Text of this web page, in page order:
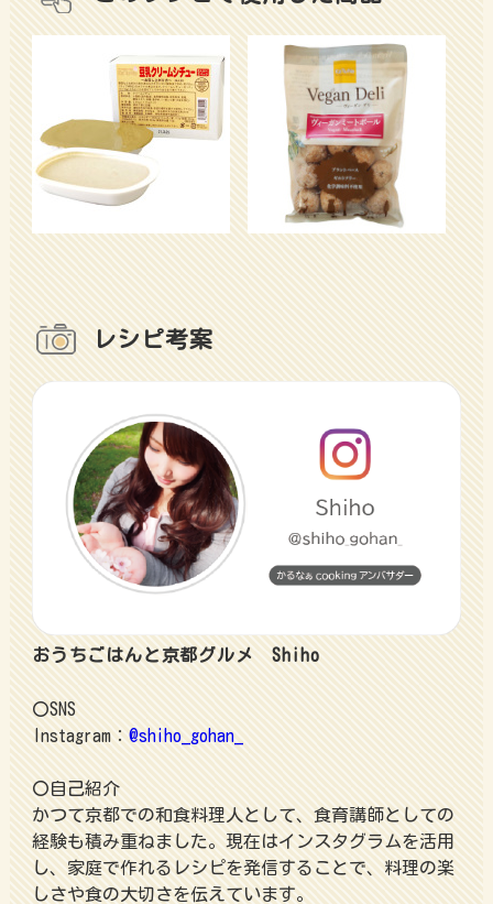
レシピ考案
おうちごはんと京都グルメ Shiho
〇SNS
Instagram：@shiho_gohan_
〇自己紹介
かつて京都での和食料理人として、食育講師としての
経験も積み重ねました。現在はインスタグラムを活用
し、家庭で作れるレシピを発信することで、料理の楽
しさや食の大切さを伝えています。